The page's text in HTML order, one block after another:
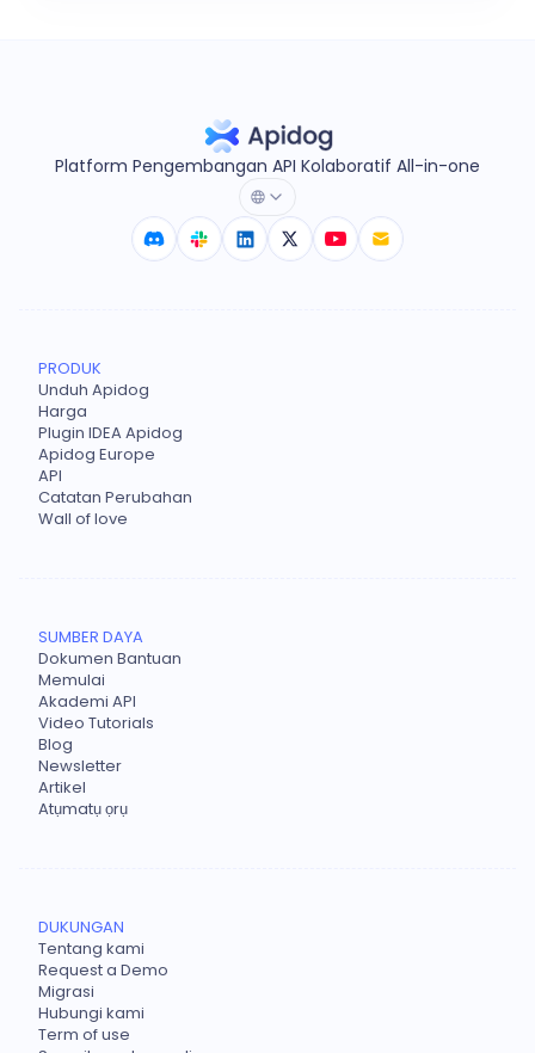
Platform Pengembangan API Kolaboratif All-in-one
PRODUK
Unduh Apidog
Harga
Plugin IDEA Apidog
Apidog Europe
API
Catatan Perubahan
Wall of love
SUMBER DAYA
Dokumen Bantuan
Memulai
Akademi API
Video Tutorials
Blog
Newsletter
Artikel
Atụmatụ ọrụ
DUKUNGAN
Tentang kami
Request a Demo
Migrasi
Hubungi kami
Term of use